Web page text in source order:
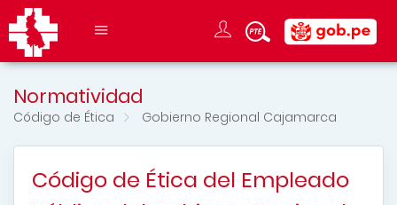
Normatividad
Código de Ética Gobierno Regional Cajamarca
Código de Ética del Empleado